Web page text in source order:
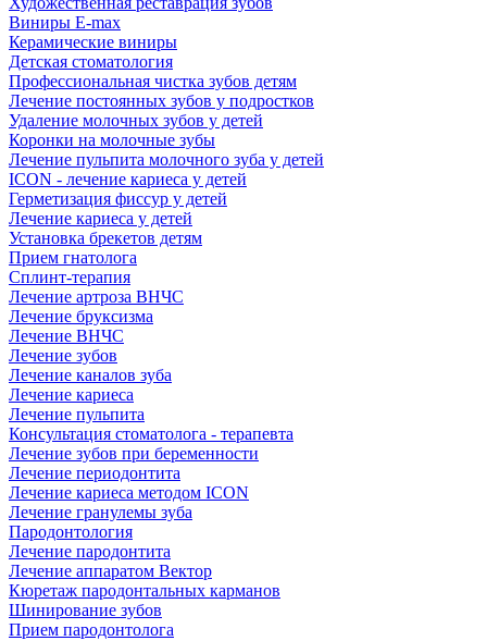
Виниры E-max
Керамические виниры
Детская стоматология
Профессиональная чистка зубов детям
Лечение постоянных зубов у подростков
Удаление молочных зубов у детей
Коронки на молочные зубы
Лечение пульпита молочного зуба у детей
ICON - лечение кариеса у детей
Герметизация фиссур у детей
Лечение кариеса у детей
Установка брекетов детям
Прием гнатолога
Сплинт-терапия
Лечение артроза ВНЧС
Лечение бруксизма
Лечение ВНЧС
Лечение зубов
Лечение каналов зуба
Лечение кариеса
Лечение пульпита
Консультация стоматолога - терапевта
Лечение зубов при беременности
Лечение периодонтита
Лечение кариеса методом ICON
Лечение гранулемы зуба
Пародонтология
Лечение пародонтита
Лечение аппаратом Вектор
Кюретаж пародонтальных карманов
Шинирование зубов
Прием пародонтолога